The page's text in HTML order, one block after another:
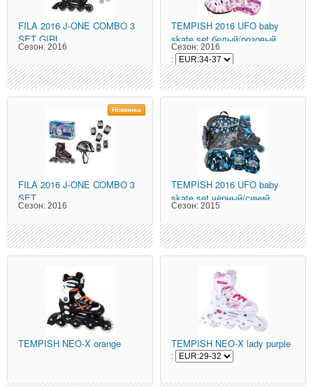
FILA 2016 J-ONE COMBO 3
SET GIRL
Сезон: 2016
TEMPISH 2016 UFO baby
skate set белый/розовый
Сезон: 2016
:
Новинка
FILA 2016 J-ONE COMBO 3
SET
Сезон: 2016
TEMPISH 2016 UFO baby
skate set чёрный/синий
Сезон: 2015
TEMPISH NEO-X orange TEMPISH NEO-X lady purple
: